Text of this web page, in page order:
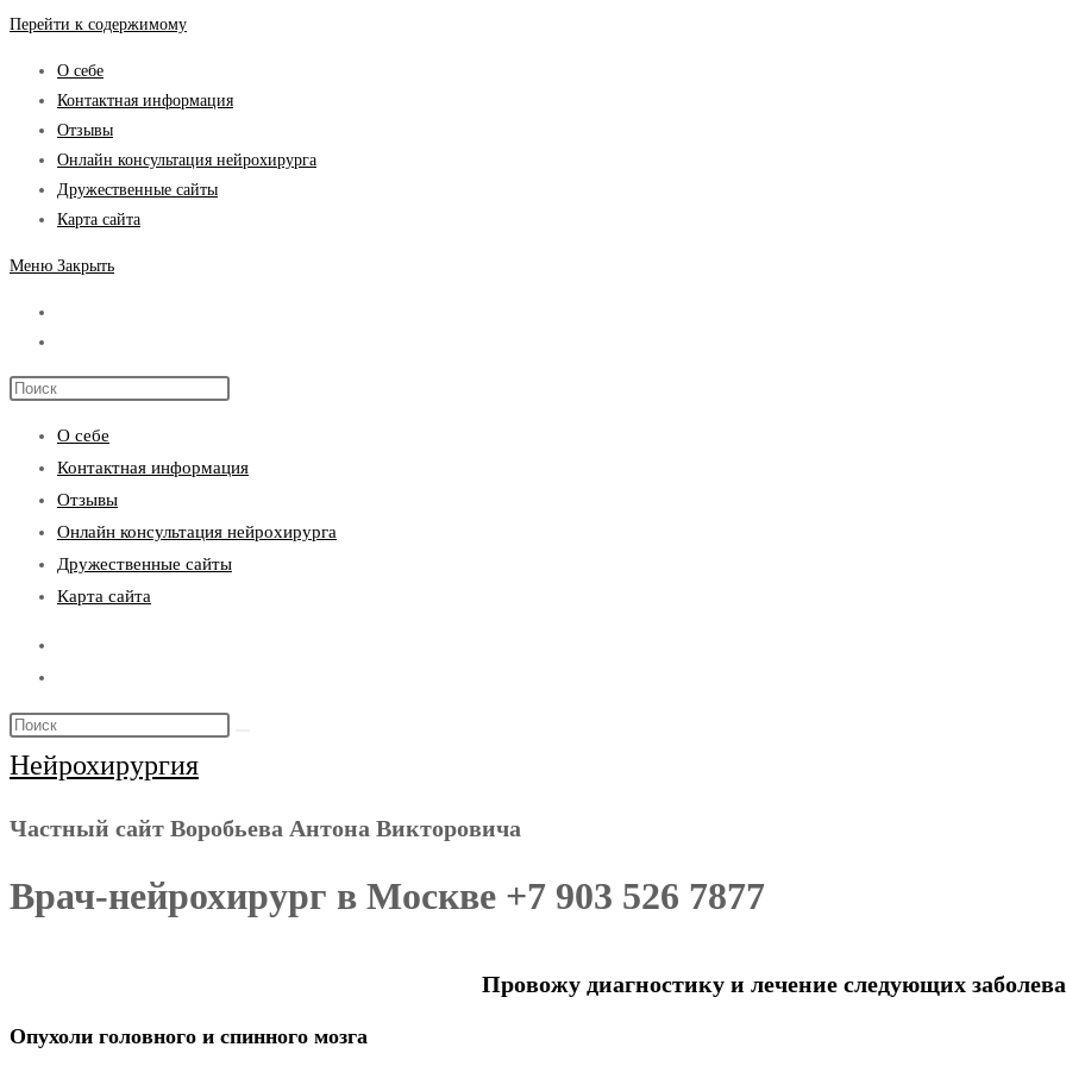
Перейти к содержимому
О себе
Контактная информация
Отзывы
Онлайн консультация нейрохирурга
Дружественные сайты
Карта сайта
Меню Закрыть
О себе
Контактная информация
Отзывы
Онлайн консультация нейрохирурга
Дружественные сайты
Карта сайта
Нейрохирургия
Частный сайт Воробьева Антона Викторовича
Врач-нейрохирург в Москве +7 903 526 7877
Провожу диагностику и лечение следующих
Опухоли головного и спинного мозга